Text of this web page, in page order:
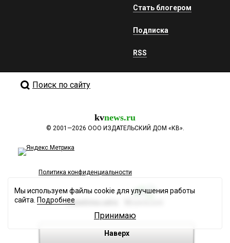
Стать блогером
Подписка
RSS
Поиск по сайту
kvnews.ru
© 2001—2026 ООО ИЗДАТЕЛЬСКИЙ ДОМ «КВ».
Политика конфиденциальности
Разработка сайта
Наверх
Мы используем файлы cookie для улучшения работы
сайта. Подробнее
Принимаю